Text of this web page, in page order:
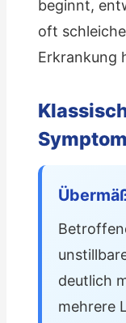
beginnt,
oft
Erkrankung
deutlich
mehrere